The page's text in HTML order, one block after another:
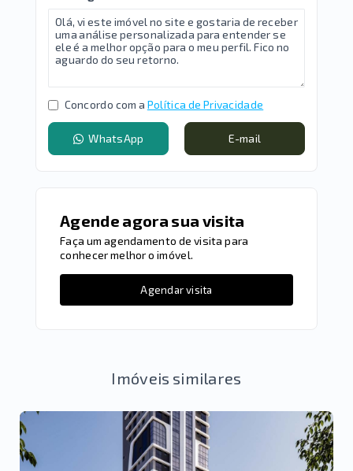
Concordo com a Política de Privacidade
WhatsApp E-mail
Agende agora sua visita
Faça um agendamento de visita para
conhecer melhor o imóvel.
Agendar visita
Imóveis similares